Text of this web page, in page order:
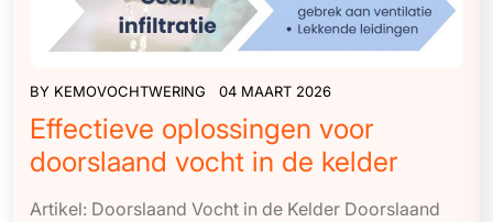
BY KEMOVOCHTWERING 04 MAART 2026
Effectieve oplossingen voor
doorslaand vocht in de kelder
Artikel: Doorslaand Vocht in de Kelder Doorslaand